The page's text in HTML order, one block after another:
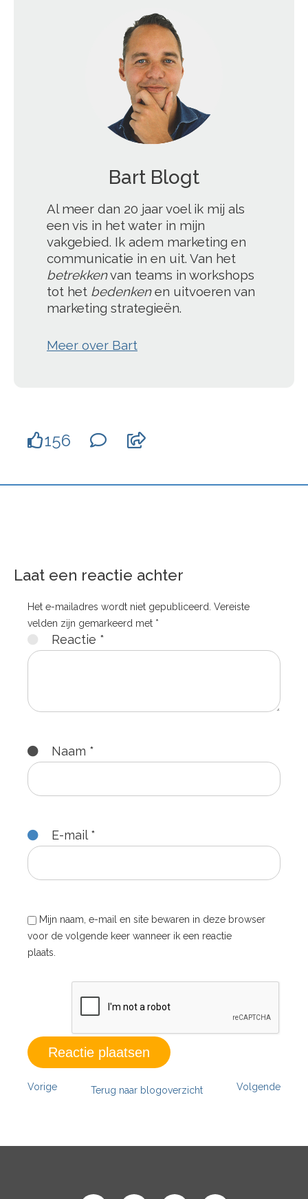
Bart Blogt
Al meer dan 20 jaar voel ik mij als
een vis in het water in mijn
vakgebied. Ik adem marketing en
communicatie in en uit. Van het
betrekkenvan teams in workshops
tot het bedenkenen uitvoeren van
marketing strategieën.
Meer over Bart
156
Laat een reactie achter
Het e-mailadres wordt niet gepubliceerd. Vereiste
velden zijn gemarkeerd met *
Reactie *
Naam *
E-mail*
Mijn naam, e-mail en site bewaren in deze browser
voor de volgende keer wanneer ik een reactie
plaats.
Vorige Terug naar blogoverzicht Volgende